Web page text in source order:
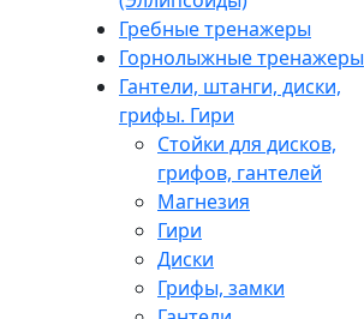
Гребные тренажеры
Горнолыжные тренажеры
Гантели, штанги, диски,
грифы. Гири
Стойки для дисков,
грифов, гантелей
Магнезия
Гири
Диски
Грифы, замки